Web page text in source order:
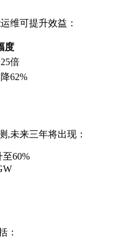
维可提升效益：
度
倍
62%
,未来三年将出现：
60%
：